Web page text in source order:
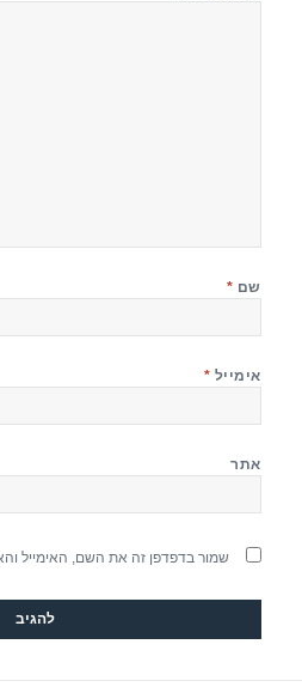
שם *
אימייל *
אתר
שמור בדפדפן זה את השם, האימייל